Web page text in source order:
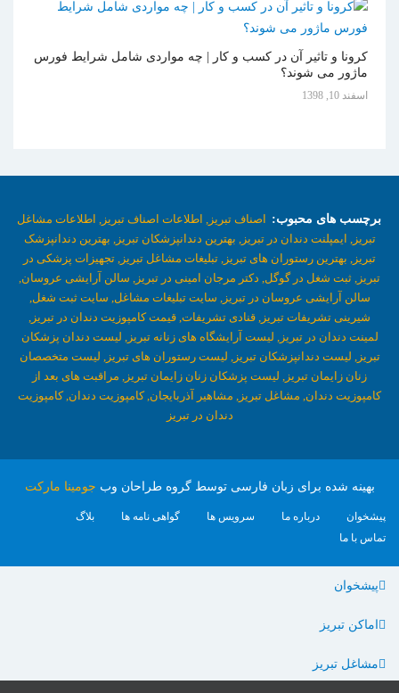
کرونا و تاثیر آن در کسب و کار | چه مواردی شامل شرایط فورس
ماژور می شوند؟
اسفند 10, 1398
برچسب های محبوب: اصناف تبریز, اطلاعات اصناف تبریز, اطلاعات مشاغل
تبریز, ایمپلنت دندان در تبریز, بهترین دندانپزشکان تبریز, بهترین دندانپزشک
تبریز, بهترین رستوران های تبریز, تبلیغات مشاغل تبریز, تجهیزات پزشکی در
تبریز, ثبت شغل در گوگل, دکتر مرجان امینی در تبریز, سالن آرایشی عروسان,
سالن آرایشی عروسان در تبریز, سایت تبلیغات مشاغل, سایت ثبت شغل,
شیرینی تشریفات تبریز, قنادی تشریفات, قیمت کامپوزیت دندان در تبریز,
لمینت دندان در تبریز, لیست آرایشگاه های زنانه تبریز, لیست دندان پزشکان
تبریز, لیست دندانپزشکان تبریز, لیست رستوران های تبریز, لیست متخصصان
زنان زایمان تبریز, لیست پزشکان زنان زایمان تبریز, مراقبت های بعد از
کامپوزیت دندان, مشاغل تبریز, مشاهیر آذربایجان, کامپوزیت دندان, کامپوزیت
دندان در تبریز
بهینه شده برای زبان فارسی توسط گروه طراحان وب جومینا مارکت
پیشخوان درباره ما سرویس ها گواهی نامه ها
بلاگ
تماس با ما
پیشخوان
اماکن تبریز
مشاغل تبریز